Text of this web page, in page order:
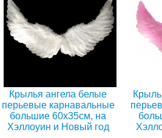
Крылья ангела белые
перьевые карнавальные
большие 60х35см, на
Хэллоуин и Новый год